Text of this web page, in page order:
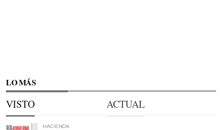
LO MÁS
VISTO ACTUAL
HACIENDA